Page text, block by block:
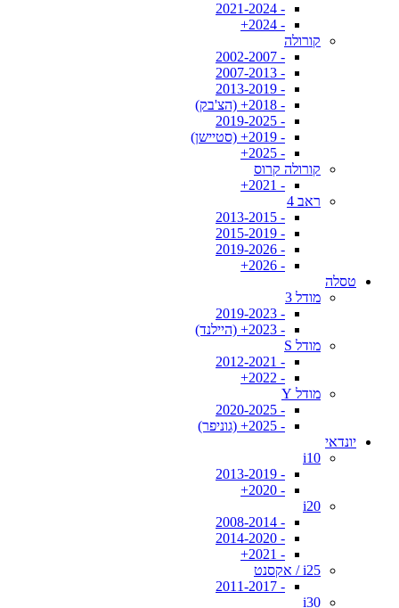
- 2021-2024
- 2024+
קורולה
- 2002-2007
- 2007-2013
- 2013-2019
- 2018+ (הצ'בק)
- 2019-2025
- 2019+ (סטיישן)
- 2025+
קורולה קרוס
- 2021+
ראב 4
- 2013-2015
- 2015-2019
- 2019-2026
- 2026+
טסלה
מודל 3
- 2019-2023
- 2023+ (היילנד)
מודל S
- 2012-2021
- 2022+
מודל Y
- 2020-2025
- 2025+ (גוניפר)
יונדאי
i10
- 2013-2019
- 2020+
i20
- 2008-2014
- 2014-2020
- 2021+
i25 / אקסנט
- 2011-2017
i30